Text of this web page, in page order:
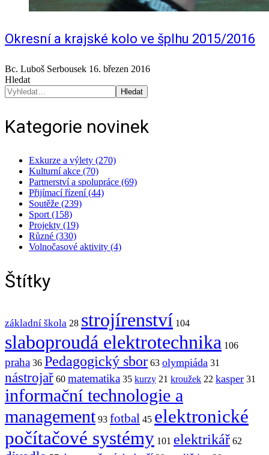
Okresní a krajské kolo ve šplhu 2015/2016
Bc. Luboš Serbousek 16. březen 2016
Hledat
Hledat
Kategorie novinek
Exkurze a výlety (270)
Kulturní akce (70)
Partnerství a spolupráce (69)
Přijímací řízení (44)
Soutěže (239)
Sport (158)
Projekty (19)
Různé (330)
Volnočasové aktivity (4)
Štítky
základní škola 28 strojírenství 104
slaboproudá elektrotechnika 106
praha 36 Pedagogický sbor 63 olympiáda 31
nástrojař 60 matematika 35 kurzy 21 kroužek 22 kasper 31
informační technologie a
management 93 fotbal 45 elektronické
počítačové systémy 101 elektrikář 62